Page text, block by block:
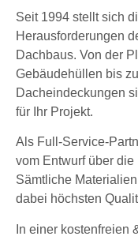
Seit 1994 stellt sich
Herausforderungen
Dachbaus. Von der
Gebäudehüllen bis
Dacheindeckungen
für Ihr Projekt.
Als Full-Service-
vom Entwurf über
Sämtliche
dabei höchsten
In einer kostenfreien